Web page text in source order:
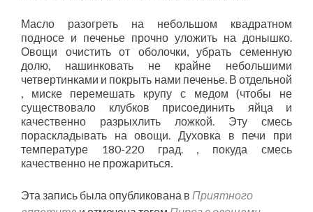
Масло разогреть на небольшом квадратном
подносе и печенье прочно уложить на донышко.
Овощи очистить от оболочки, убрать семенную
долю, нашинковать не крайне небольшими
четвертинками и покрыть нами печенье. В отдельной
, миске перемешать крупу с медом (чтобы не
существовало клубков присоединить яйца и
качественно разрыхлить ложкой. Эту смесь
пораскладывать на овощи. Духовка в печи при
температуре 180-220 град. , покуда смесь
качественно не прожариться.
Эта запись была опубликована в Приятного